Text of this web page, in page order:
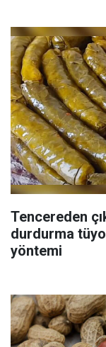
Tencereden
durdurma
yöntemi